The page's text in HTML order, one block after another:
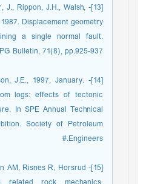
J., Rippon, J.H., Walsh,
1987. Displacement geometry
a single normal fault.
Bulletin, 71(8), pp.925-937.#
J.E., 1997, January.
logs: effects of tectonic
In SPE Annual Technical
Society of Petroleum
Engineers.#
AM, Risnes R, Horsrud